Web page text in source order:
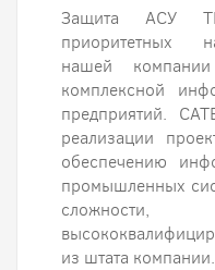
Защита АСУ
приоритетных
нашей
комплексной
предприятий.
реализации
обеспечению
промышленных
из штата компании.